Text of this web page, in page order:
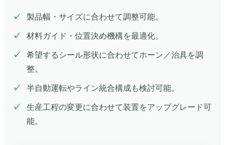
製品幅・サイズに合わせて調整可能。
材料ガイド・位置決め機構を最適化。
希望するシール形状に合わせてホーン／治具を調
整。
半自動運転やライン統合構成も検討可能。
生産工程の変更に合わせて装置をアップグレード可
能。